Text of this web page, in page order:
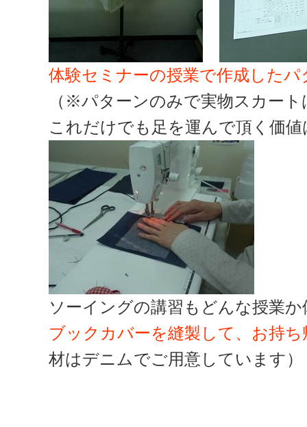
体験セミナーの授業で作成した
（※パターンのみで実物スカー
これだけでも足を運んで頂く価
ソーイングの講習もどんな授業
ブックカバーを縫製して、お持
材はデニムでご用意しています）